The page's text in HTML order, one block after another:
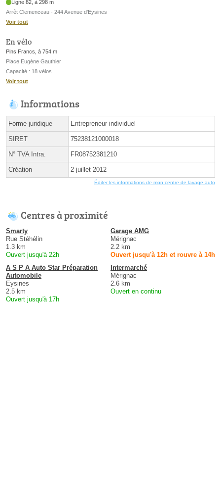
Ligne 82, à 298 m
Arrêt Clemenceau - 244 Avenue d'Eysines
Voir tout
En vélo
Pins Francs, à 754 m
Place Eugène Gauthier
Capacité : 18 vélos
Voir tout
Informations
Forme juridique Entrepreneur individuel
SIRET 75238121000018
N° TVA Intra. FR08752381210
Création 2 juillet 2012
Éditer les informations de mon centre de lavage auto
Centres à proximité
Smarty
Rue Stéhélin
1.3 km
Ouvert jusqu'à 22h
Garage AMG
Mérignac
2.2 km
Ouvert jusqu'à 12h et rouvre à 14h
A S P A Auto Star Préparation
Automobile
Eysines
2.5 km
Ouvert jusqu'à 17h
Intermarché
Mérignac
2.6 km
Ouvert en continu